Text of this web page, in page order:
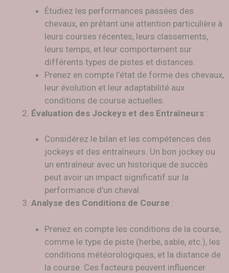
Étudiez les performances passées des
chevaux, en prêtant une attention particulière à
leurs courses récentes, leurs classements,
leurs temps, et leur comportement sur
différents types de pistes et distances.
Prenez en compte l’état de forme des chevaux,
leur évolution et leur adaptabilité aux
conditions de course actuelles.
Évaluation des Jockeys et des Entraîneurs :
Considérez le bilan et les compétences des
jockeys et des entraîneurs. Un bon jockey ou
un entraîneur avec un historique de succès
peut avoir un impact significatif sur la
performance d’un cheval.
Analyse des Conditions de Course :
Prenez en compte les conditions de la course,
comme le type de piste (herbe, sable, etc.), les
conditions météorologiques, et la distance de
la course. Ces facteurs peuvent influencer